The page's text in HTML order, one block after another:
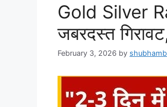
Gold Silver
जबरदस्त
February 3, 2026 by